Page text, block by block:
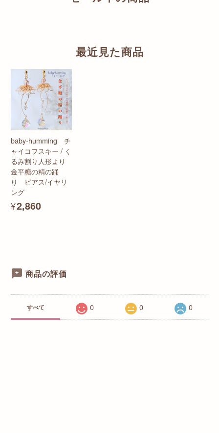
最近見た商品
baby-humming チ
ャイコフスキー / く
るみ割り人形より
金平糖の精の踊
り ピアス/イヤリ
ング
¥2,860
商品の評価
すべて 0 0 0